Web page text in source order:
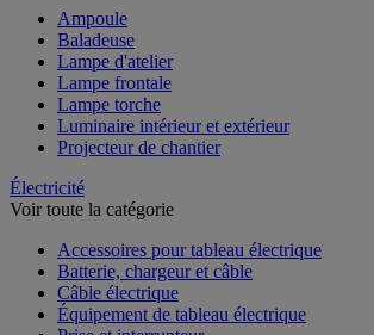
Ampoule
Baladeuse
Lampe d'atelier
Lampe frontale
Lampe torche
Luminaire intérieur et extérieur
Projecteur de chantier
Électricité
Voir toute la catégorie
Accessoires pour tableau électrique
Batterie, chargeur et câble
Câble électrique
Équipement de tableau électrique